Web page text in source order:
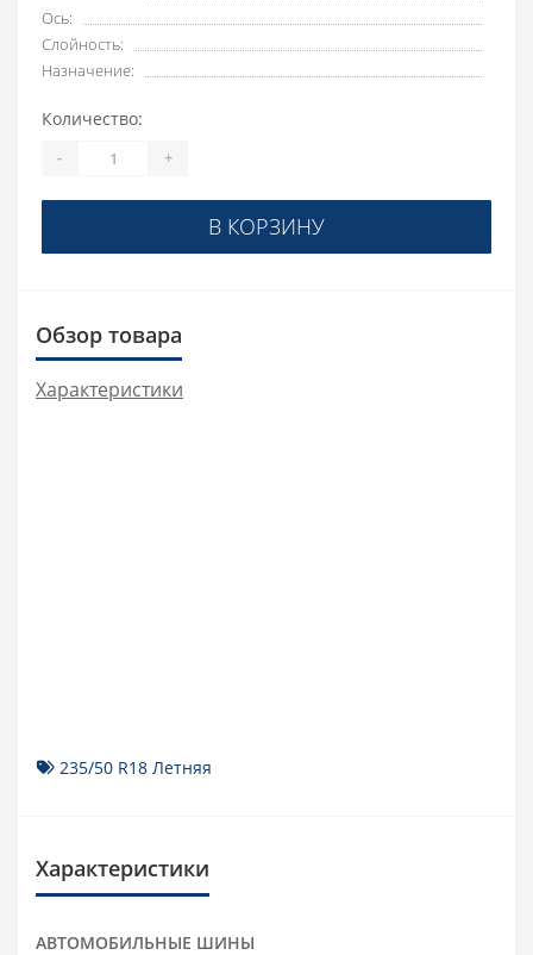
Ось:
Слойность:
Назначение:
Количество:
- +
В КОРЗИНУ
Обзор товара
Характеристики
235/50 R18 Летняя
Характеристики
АВТОМОБИЛЬНЫЕ ШИНЫ